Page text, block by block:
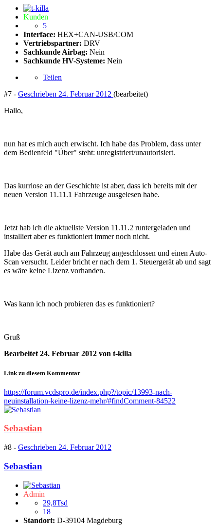
Kunden
5
Interface: HEX+CAN-USB/COM
Vertriebspartner: DRV
Sachkunde Airbag: Nein
Sachkunde HV-Systeme: Nein
Teilen
#7 - Geschrieben 24. Februar 2012 (bearbeitet)
Hallo,
nun hat es mich auch erwischt. Ich habe das Problem, dass unter
dem Bedienfeld "Über" steht: unregistriert/unautorisiert.
Das kurriose an der Geschichte ist aber, dass ich bereits mit der
neuen Version 11.11.1 Fahrzeuge ausgelesen habe.
Jetzt hab ich die aktuellste Version 11.11.2 runtergeladen und
installiert aber es funktioniert immer noch nicht.
Habe das Gerät auch am Fahrzeug angeschlossen und einen Auto-
Scan versucht. Leider bricht er nach dem 1. Steuergerät ab und sagt
es wäre keine Lizenz vorhanden.
Was kann ich noch probieren das es funktioniert?
Gruß
Bearbeitet24. Februar 2012 von t-killa
Link zu diesem Kommentar
https://forum.vcdspro.de/index.php?/topic/13993-nach-
neuinstallation-keine-lizenz-mehr/#findComment-84522
Sebastian
#8 - Geschrieben 24. Februar 2012
Sebastian
Admin
29,8Tsd
18
Standort: D-39104 Magdeburg